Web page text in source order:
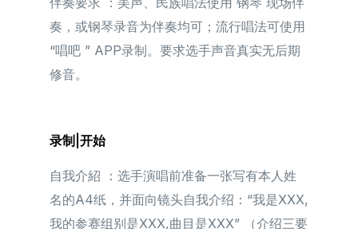
奏，或钢琴录音为伴奏均可；流行唱法可使用
“唱吧 ” APP录制。要求选手声音真实无后期
修音。
录制|开始
自我介紹 ：选手演唱前准备一张写有本人姓
名的A4纸，并面向镜头自我介绍：“我是XXX,
我的参赛组别是XXX,曲目是XXX” （介绍三要